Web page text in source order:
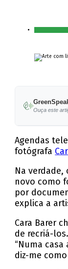
Ouça este
Agendas
fotógrafa
Na
novo como
por
explica a
Cara Barer
de recriá-
“Numa
diz-me